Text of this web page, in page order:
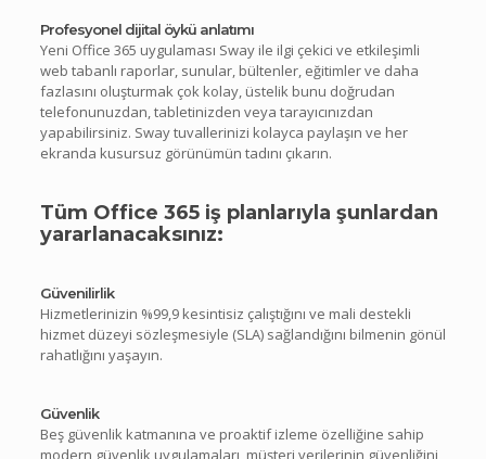
Profesyonel dijital öykü anlatımı
Yeni Office 365 uygulaması Sway ile ilgi çekici ve etkileşimli
web tabanlı raporlar, sunular, bültenler, eğitimler ve daha
fazlasını oluşturmak çok kolay, üstelik bunu doğrudan
telefonunuzdan, tabletinizden veya tarayıcınızdan
yapabilirsiniz. Sway tuvallerinizi kolayca paylaşın ve her
ekranda kusursuz görünümün tadını çıkarın.
Tüm Office 365 iş planlarıyla şunlardan
yararlanacaksınız:
Güvenilirlik
Hizmetlerinizin %99,9 kesintisiz çalıştığını ve mali destekli
hizmet düzeyi sözleşmesiyle (SLA) sağlandığını bilmenin gönül
rahatlığını yaşayın.
Güvenlik
Beş güvenlik katmanına ve proaktif izleme özelliğine sahip
modern güvenlik uygulamaları, müşteri verilerinin güvenliğini